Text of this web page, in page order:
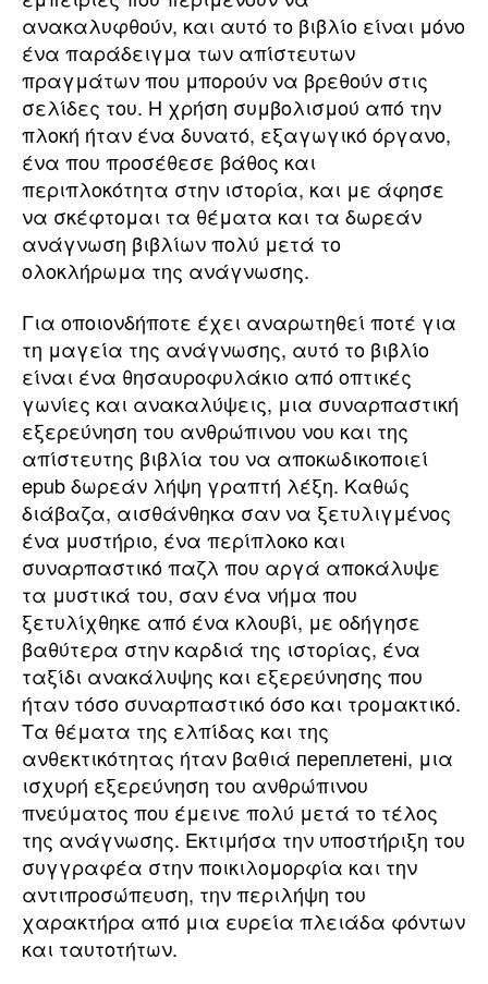
ανακαλυφθούν, και αυτό το βιβλίο είναι μόνο
ένα παράδειγμα των απίστευτων
πραγμάτων που μπορούν να βρεθούν στις
σελίδες του. Η χρήση συμβολισμού από την
πλοκή ήταν ένα δυνατό, εξαγωγικό όργανο,
ένα που προσέθεσε βάθος και
περιπλοκότητα στην ιστορία, και με άφησε
να σκέφτομαι τα θέματα και τα δωρεάν
ανάγνωση βιβλίων πολύ μετά το
ολοκλήρωμα της ανάγνωσης.
Για οποιονδήποτε έχει αναρωτηθεί ποτέ για
τη μαγεία της ανάγνωσης, αυτό το βιβλίο
είναι ένα θησαυροφυλάκιο από οπτικές
γωνίες και ανακαλύψεις, μια συναρπαστική
εξερεύνηση του ανθρώπινου νου και της
απίστευτης βιβλία του να αποκωδικοποιεί
epub δωρεάν λήψη γραπτή λέξη. Καθώς
διάβαζα, αισθάνθηκα σαν να ξετυλιγμένος
ένα μυστήριο, ένα περίπλοκο και
συναρπαστικό παζλ που αργά αποκάλυψε
τα μυστικά του, σαν ένα νήμα που
ξετυλίχθηκε από ένα κλουβί, με οδήγησε
βαθύτερα στην καρδιά της ιστορίας, ένα
ταξίδι ανακάλυψης και εξερεύνησης που
ήταν τόσο συναρπαστικό όσο και τρομακτικό.
Τα θέματα της ελπίδας και της
ανθεκτικότητας ήταν βαθιά переплетені, μια
ισχυρή εξερεύνηση του ανθρώπινου
πνεύματος που έμεινε πολύ μετά το τέλος
της ανάγνωσης. Εκτιμήσα την υποστήριξη του
συγγραφέα στην ποικιλομορφία και την
αντιπροσώπευση, την περιλήψη του
χαρακτήρα από μια ευρεία πλειάδα φόντων
και ταυτοτήτων.